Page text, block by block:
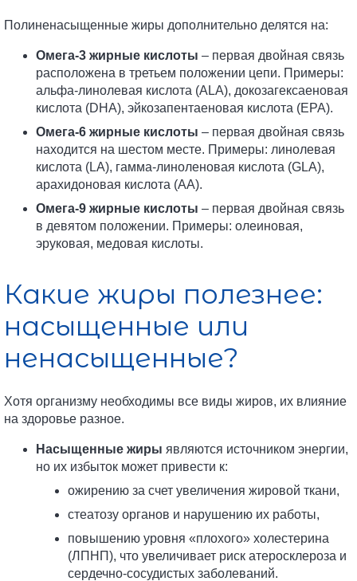
Полиненасыщенные жиры дополнительно делятся на:
Омега-3 жирные кислоты – первая двойная связь
расположена в третьем положении цепи. Примеры:
альфа-линолевая кислота (ALA), докозагексаеновая
кислота (DHA), эйкозапентаеновая кислота (EPA).
Омега-6 жирные кислоты – первая двойная связь
находится на шестом месте. Примеры: линолевая
кислота (LA), гамма-линоленовая кислота (GLA),
арахидоновая кислота (AA).
Омега-9 жирные кислоты – первая двойная связь
в девятом положении. Примеры: олеиновая,
эруковая, медовая кислоты.
Какие жиры полезнее:
насыщенные или
ненасыщенные?
Хотя организму необходимы все виды жиров, их влияние
на здоровье разное.
Насыщенные жиры являются источником энергии,
но их избыток может привести к:
ожирению за счет увеличения жировой ткани,
стеатозу органов и нарушению их работы,
повышению уровня «плохого» холестерина
(ЛПНП), что увеличивает риск атеросклероза и
сердечно-сосудистых заболеваний.